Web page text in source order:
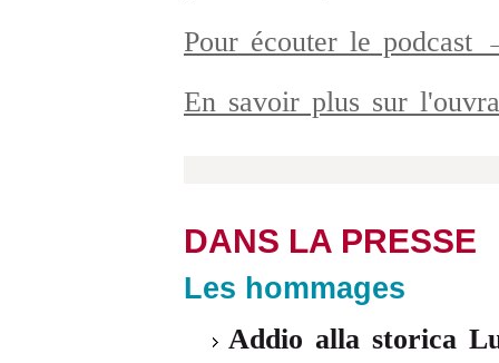
Pour écouter le podcast
En savoir plus sur
DANS LA PRESSE
Les hommages
Addio alla storica